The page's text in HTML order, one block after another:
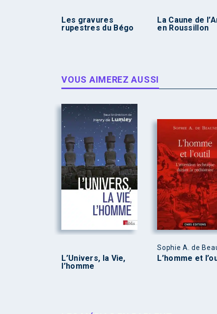
Les gravures
rupestres du Bégo
La Caune de
en Roussillon
VOUS AIMEREZ AUSSI
L’Univers, la Vie,
l’homme
Sophie A. de
L’homme et